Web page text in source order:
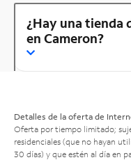
¿Hay una tienda
en Cameron?
Detalles de la oferta de
Oferta por tiempo limitado;
residenciales (que no hayan
30 días) y que estén al día en